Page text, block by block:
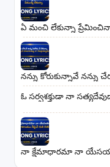
ఏ మంచి లేకున్నా
నన్ను కోరుకున్నావే నన్ను
ఓ సర్వశక్తుడా నా
నా క్షేమాధారమా నా యేసయ్యా |